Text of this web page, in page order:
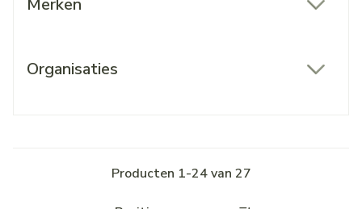
Merken
Organisaties
Producten 1-24van 27